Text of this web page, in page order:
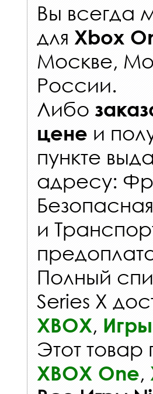
Вы всегда
для Xbox
Москве,
России.
Либо
цене и
пункте
адресу:
и
Полный
Series X
XBOX,
Этот товар
XBOX One,